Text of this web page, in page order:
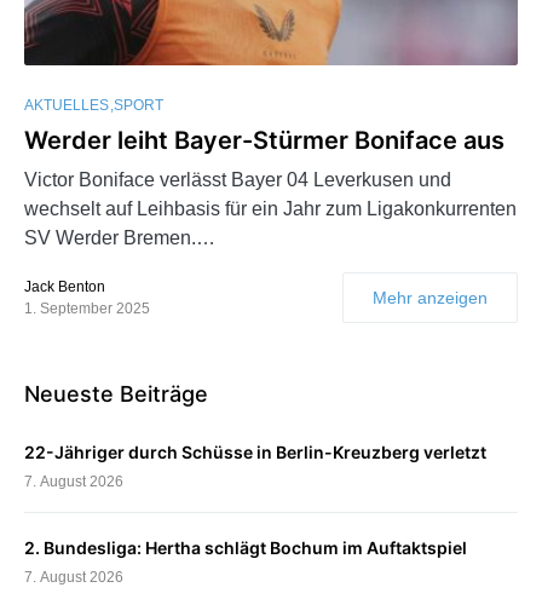
AKTUELLES SPORT
Werder leiht Bayer-Stürmer Boniface aus
Victor Boniface verlässt Bayer 04 Leverkusen und
wechselt auf Leihbasis für ein Jahr zum Ligakonkurrenten
SV Werder Bremen.…
Jack Benton
1. September 2025
Mehr anzeigen
Neueste Beiträge
22-Jähriger durch Schüsse in Berlin-Kreuzberg verletzt
7. August 2026
2. Bundesliga: Hertha schlägt Bochum im Auftaktspiel
7. August 2026